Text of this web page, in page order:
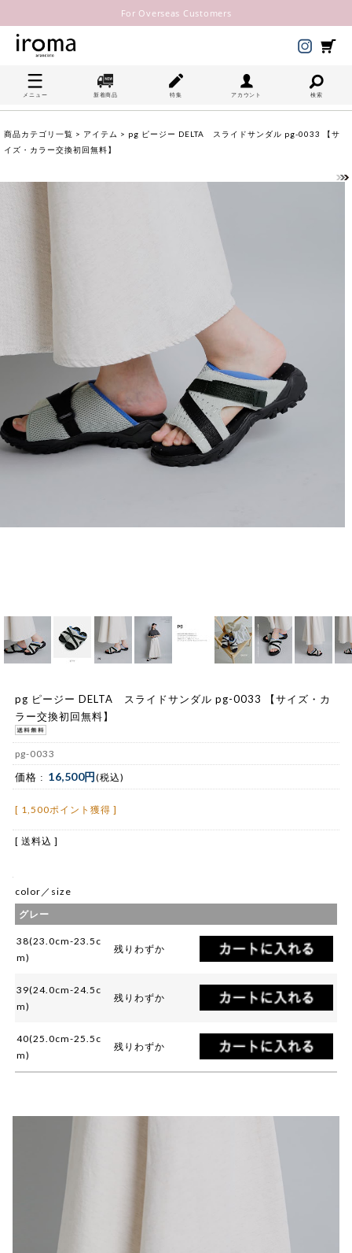
For Overseas Customers
メニュー 新着商品 特集 アカウント 検索
商品カテゴリ一覧 > アイテム > pg ピージー DELTA スライドサンダル pg-0033 【サ
イズ・カラー交換初回無料】
pg ピージー DELTA スライドサンダル pg-0033 【サイズ・カ
ラー交換初回無料】
pg-0033
価格 : 16,500円(税込)
[ 1,500ポイント獲得 ]
[ 送料込 ]
color／size
グレー
38(23.0cm-23.5c
m)
残りわずか
39(24.0cm-24.5c
m)
残りわずか
40(25.0cm-25.5c
m)
残りわずか